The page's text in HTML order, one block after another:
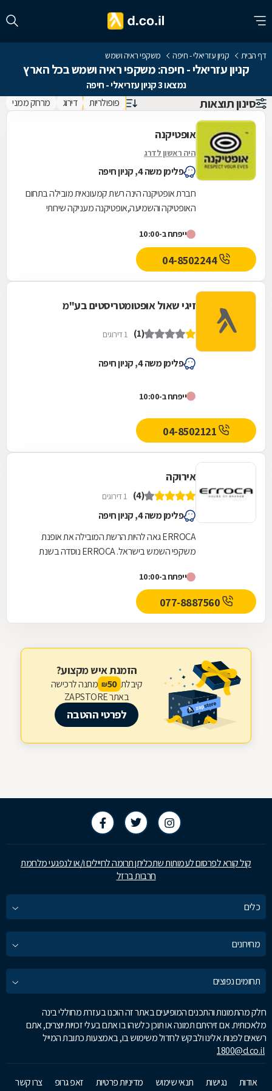
דף הבית קניון עזריאלי - חיפה משקפי ראיה ושמש
קניון עזריאלי - חיפה: משקפי ראיה ושמש בכל הארץ
נמצאו 3 קניון עזריאלי - חיפה
סינון תוצאות פופולריות דירוג מרחק ממני
אופטיקנה
היה ראשון לדרג
פלימן משה 4, קניון חיפה
חברת אופטיקנה הינה רשת קמעונאית מובילה בתחום
האופטיקה והשמיעה,אופטיקנה מעניקה שירותי
אנשי...
ייפתח ב-10:00
04-8502244
זיגי שאול אופטומטריסטים בע"מ
(1) 1 דירוגים
פלימן משה 4, קניון חיפה
ייפתח ב-10:00
אירוקה
(4) 1 דירוגים
פלימן משה 4, קניון חיפה
ERROCA גאה להיות הרשת המובילה את אופנת
משקפי השמש בישראל. ERROCA נוסדה בשנת
והצליחה לבסס את מעמדה...
ייפתח ב-10:00
הזמנת איש מקצוע?
קיבלת 50
₪ מתנה לרכישה
באתר ZAPSTORE
לפרטי ההטבה
קול קורא לפרסום לעמותות שתכליתן תרומה לחיילים ו/או לנפגעי מלחמת
חרבות ברזל
כלים
מחירונים
תחומים נפוצים
חלק מהתמונות והתכנים המופיעים באתר זה הוכנו בעזרת מחוללי בינה
מלאכותית. אם זיהיתם תמונה או תוכן כלשהו בו אתם בעלי זכויות יוצרים, אתם
רשאים לפנות אלינו ולבקש לחדול משימוש בו, באמצעות כתובת המייל
1800@d.co.il
אודות נגישות תנאי שימוש מדיניות פרטיות זאפ גרופ צרו קשר